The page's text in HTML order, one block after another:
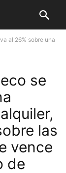
al 26% sobre una
se
las
vence
de